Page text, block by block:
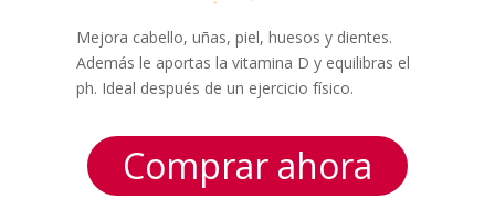
Mejora cabello, uñas, piel, huesos y dientes.
Además le aportas la vitamina D y equilibras el
ph. Ideal después de un ejercicio físico.
Comprar ahora